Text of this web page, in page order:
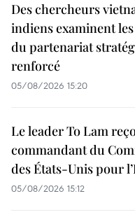
Des chercheurs
indiens examinent
du partenariat
renforcé
05/08/2026 15:20
Le leader To Lam
commandant du
des États-Unis pour
05/08/2026 15:12